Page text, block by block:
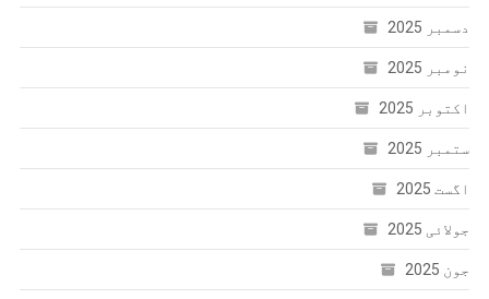
دسمبر 2025
نومبر 2025
اکتوبر 2025
ستمبر 2025
اگست 2025
جولائی 2025
جون 2025